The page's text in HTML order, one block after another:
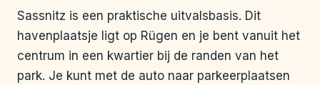
Sassnitz is een praktische uitvalsbasis. Dit
havenplaatsje ligt op Rügen en je bent vanuit het
centrum in een kwartier bij de randen van het
park. Je kunt met de auto naar parkeerplaatsen